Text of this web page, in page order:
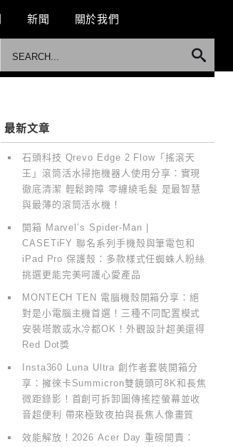
新聞 關於我們
最新文章
石頭科技 Qrevo Edge 2 Flow「搖滾天
王」滾筒活水掃拖機器人使用分享：實現
徹底清潔 輕鬆跨障 零纏繞毛髮 是最智慧
與最薄的滾筒活水機！
開箱 Marvel’s Spider-Man |
CASETiFY 聯名系列手機殼與筆電包和
iPad Pro 保護殼：多款樣式任蜘蛛人粉絲
挑選更能完美呵護心愛產品
MONTECH TEN 電腦機殼開箱分享：絕
對是小電腦主機首選！三種不同配置模式
安裝塔散或水冷都OK！外觀設計超美還得
Red Dot獎
Insta360 Luna Ultra 創作者套裝開箱分
享：擁徠卡Summicron雙鏡頭可8K和長焦
微距錄影！首創可拆卸圖傳搖控螢幕並收
音超便利 帶來極致夜拍與長焦人像畫質
效能解放！2026 Acer Day 重磅開賣：